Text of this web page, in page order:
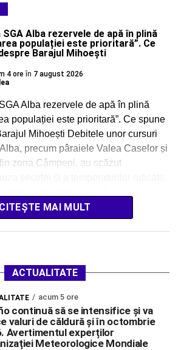
Alba rezervele de apă în plină
populației este prioritară”. Ce
Barajul Mihoești
4 ore în 7 august 2026
Alba rezervele de apă în plină
populației este prioritară”. Ce spune
Mihoești Debitele unor cursuri
precum pâraiele Valea Caselor și
zona Câmpeni, au scăzut
CITEȘTE MAI MULT
ACTUALITATE
acum 5 ore
continuă să se intensifice și va
valuri de căldură și în octombrie
Avertimentul experților
Meteorologice Mondiale